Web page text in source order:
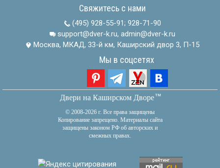
Свяжитесь с нами
(495) 928-55-91; 928-71-90
support@dver-k.ru, admin@dver-k.ru
Москва, МКАД, 33-й км, Каширский двор 3, П-15
Мы в соцсетях
Двери на Каширском Дворетм
© 2008-2026 г. Все права защищены
Копирование запрещено. Материалы сайта
защищены законом РФ об авторских и
смежных правах.